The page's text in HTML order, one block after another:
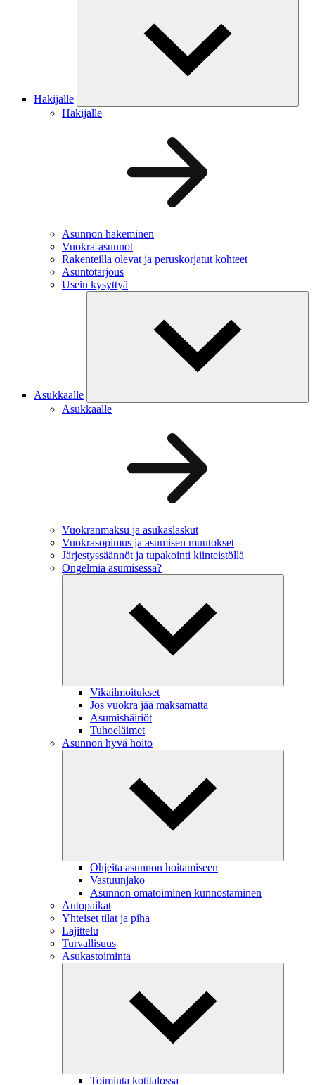
Hakijalle
Hakijalle
Asunnon hakeminen
Vuokra-asunnot
Rakenteilla olevat ja peruskorjatut kohteet
Asuntotarjous
Usein kysyttyä
Asukkaalle
Asukkaalle
Vuokranmaksu ja asukaslaskut
Vuokrasopimus ja asumisen muutokset
Järjestyssäännöt ja tupakointi kiinteistöllä
Ongelmia asumisessa?
Vikailmoitukset
Jos vuokra jää maksamatta
Asumishäiriöt
Tuhoeläimet
Asunnon hyvä hoito
Ohjeita asunnon hoitamiseen
Vastuunjako
Asunnon omatoiminen kunnostaminen
Autopaikat
Yhteiset tilat ja piha
Lajittelu
Turvallisuus
Asukastoiminta
Toiminta kotitalossa